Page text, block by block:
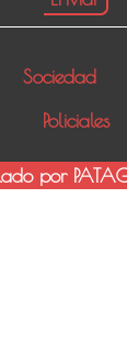
Sociedad
Policiales
por